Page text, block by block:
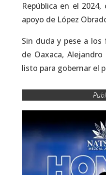
República en el
apoyo de López
Sin duda y pese a
de Oaxaca,
listo para gobernar el